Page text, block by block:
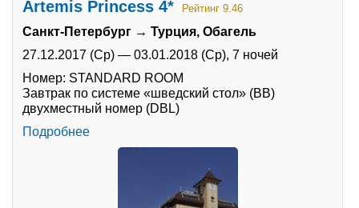
Artemis Princess 4* Рейтинг 9.46
Санкт-Петербург → Турция, Обагель
27.12.2017 (Ср) — 03.01.2018 (Ср), 7 ночей
Номер: STANDARD ROOM
Завтрак по системе «шведский стол» (BB)
двухместный номер (DBL)
Подробнее